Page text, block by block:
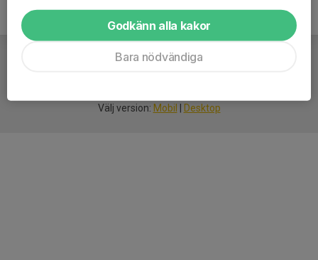
Välj version: Mobil Desktop
Godkänn alla kakor
Bara nödvändiga